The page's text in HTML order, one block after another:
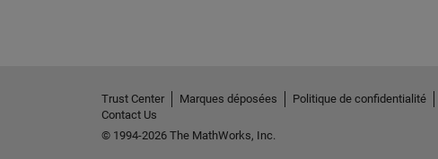
Trust Center Marques déposées Politique de confidentialité
Contact Us
© 1994-2026 The MathWorks, Inc.